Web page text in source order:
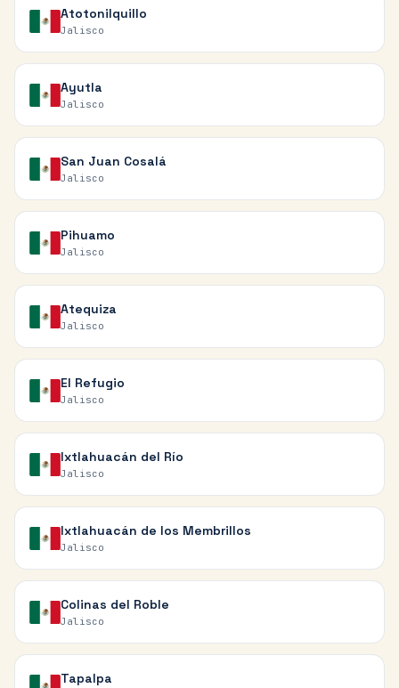
Atotonilquillo
Jalisco
Ayutla
Jalisco
San Juan Cosalá
Jalisco
Pihuamo
Jalisco
Atequiza
Jalisco
El Refugio
Jalisco
Ixtlahuacán del Río
Jalisco
Ixtlahuacán de los Membrillos
Jalisco
Colinas del Roble
Jalisco
Tapalpa